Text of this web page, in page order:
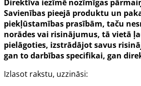
Direktīva iezīmē nozīmīgas
Savienības pieejā produktu un
piekļūstamības prasībām, taču
norādes vai risinājumus, tā vietā
pielāgoties, izstrādājot savus
gan to darbības specifikai, gan
Izlasot rakstu, uzzināsi: